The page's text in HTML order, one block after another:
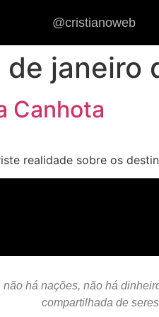
@cristianoweb
de janeiro
Canhota
realidade sobre os
não há nações, não há
compartilhada de